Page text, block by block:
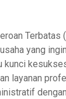
Terbatas
yang
kunci
layanan